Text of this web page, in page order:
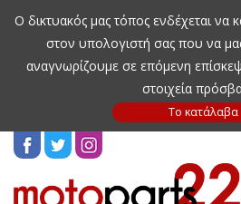
Ο δικτυακός μας τόπος ενδέχεται να
στον υπολογιστή σας που να
αναγνωρίζουμε σε επόμενη
στοιχεία